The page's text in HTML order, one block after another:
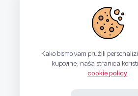
Kako bismo vam pružili
kupovine, naša stranica
cookie policy.